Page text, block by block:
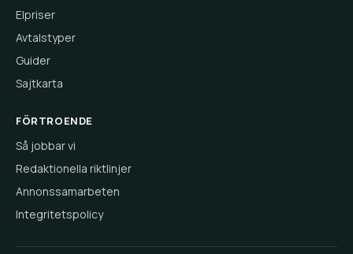
Elpriser
Avtalstyper
Guider
Sajtkarta
FÖRTROENDE
Så jobbar vi
Redaktionella riktlinjer
Annonssamarbeten
Integritetspolicy